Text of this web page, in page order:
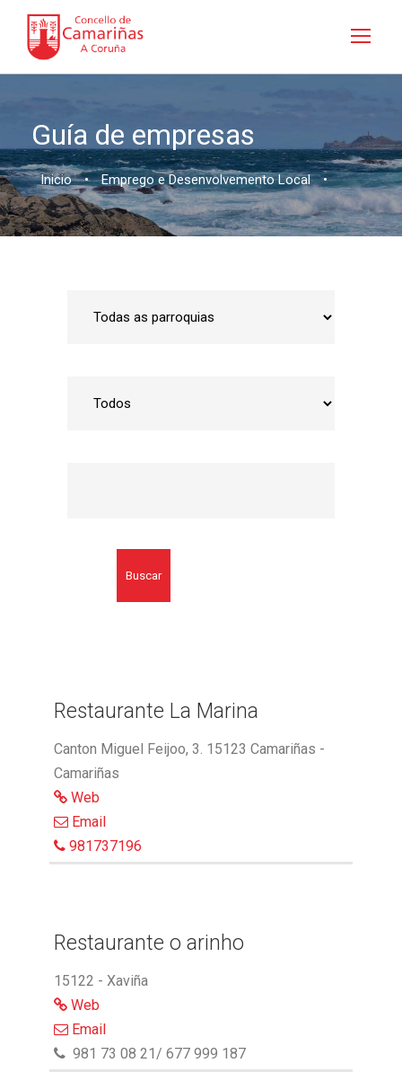
Guía de empresas
Inicio • Emprego e Desenvolvemento Local •
Buscar
Restaurante La Marina
Canton Miguel Feijoo, 3. 15123 Camariñas -
Camariñas
Web
Email
981737196
Restaurante o arinho
15122 - Xaviña
Web
Email
981 73 08 21/ 677 999 187